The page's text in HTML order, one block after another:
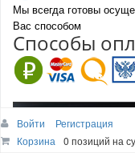
Мы всегда готовы
Вас способом
Способы
Корзина 0 позиций на
Войти
Регистрация
Корзина
0 позиций на